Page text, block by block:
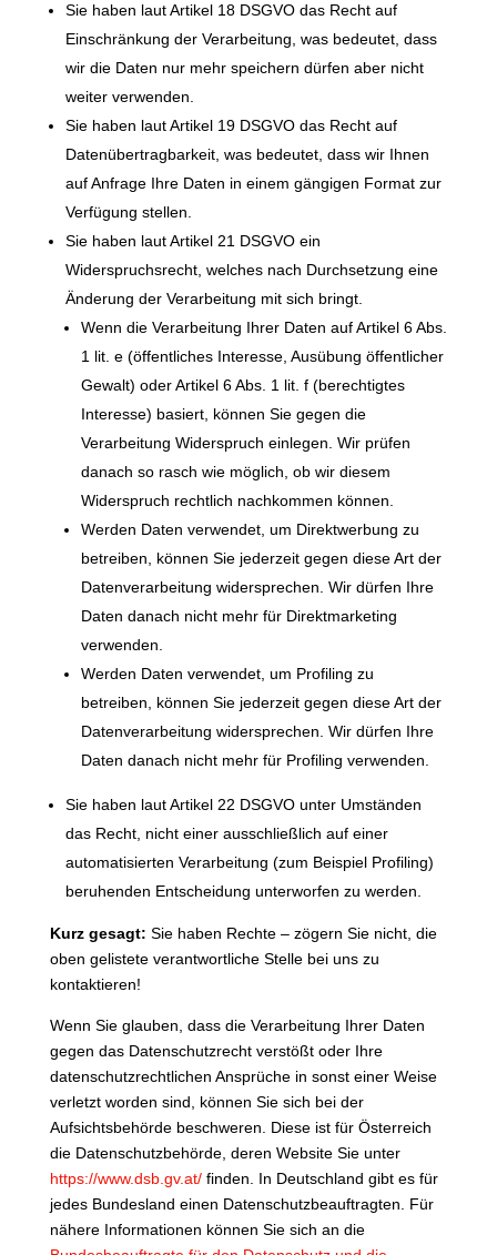
Sie haben laut Artikel 18 DSGVO das Recht auf
Einschränkung der Verarbeitung, was bedeutet, dass
wir die Daten nur mehr speichern dürfen aber nicht
weiter verwenden.
Sie haben laut Artikel 19 DSGVO das Recht auf
Datenübertragbarkeit, was bedeutet, dass wir Ihnen
auf Anfrage Ihre Daten in einem gängigen Format zur
Verfügung stellen.
Sie haben laut Artikel 21 DSGVO ein
Widerspruchsrecht, welches nach Durchsetzung eine
Änderung der Verarbeitung mit sich bringt.
Wenn die Verarbeitung Ihrer Daten auf Artikel 6 Abs.
1 lit. e (öffentliches Interesse, Ausübung öffentlicher
Gewalt) oder Artikel 6 Abs. 1 lit. f (berechtigtes
Interesse) basiert, können Sie gegen die
Verarbeitung Widerspruch einlegen. Wir prüfen
danach so rasch wie möglich, ob wir diesem
Widerspruch rechtlich nachkommen können.
Werden Daten verwendet, um Direktwerbung zu
betreiben, können Sie jederzeit gegen diese Art der
Datenverarbeitung widersprechen. Wir dürfen Ihre
Daten danach nicht mehr für Direktmarketing
verwenden.
Werden Daten verwendet, um Profiling zu
betreiben, können Sie jederzeit gegen diese Art der
Datenverarbeitung widersprechen. Wir dürfen Ihre
Daten danach nicht mehr für Profiling verwenden.
Sie haben laut Artikel 22 DSGVO unter Umständen
das Recht, nicht einer ausschließlich auf einer
automatisierten Verarbeitung (zum Beispiel Profiling)
beruhenden Entscheidung unterworfen zu werden.
Kurz gesagt: Sie haben Rechte – zögern Sie nicht, die
oben gelistete verantwortliche Stelle bei uns zu
kontaktieren!
Wenn Sie glauben, dass die Verarbeitung Ihrer Daten
gegen das Datenschutzrecht verstößt oder Ihre
datenschutzrechtlichen Ansprüche in sonst einer Weise
verletzt worden sind, können Sie sich bei der
Aufsichtsbehörde beschweren. Diese ist für Österreich
die Datenschutzbehörde, deren Website Sie unter
https://www.dsb.gv.at/finden. In Deutschland gibt es für
jedes Bundesland einen Datenschutzbeauftragten. Für
nähere Informationen können Sie sich an die